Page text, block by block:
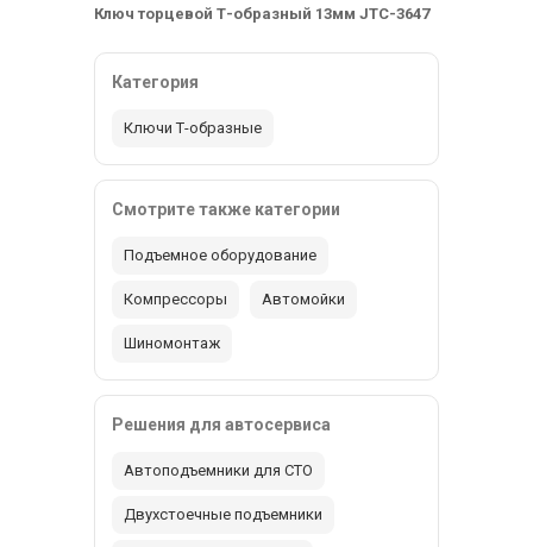
Ключ торцевой Т-образный 13мм JTC-3647
Категория
Ключи Т-образные
Смотрите также категории
Подъемное оборудование
Компрессоры Автомойки
Шиномонтаж
Решения для автосервиса
Автоподъемники для СТО
Двухстоечные подъемники